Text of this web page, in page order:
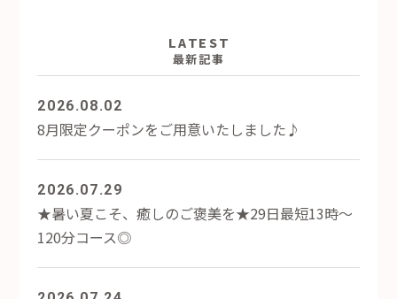
LATEST
最新記事
2026.08.02
8月限定クーポンをご用意いたしました♪
2026.07.29
★暑い夏こそ、癒しのご褒美を★29日最短13時～
120分コース◎